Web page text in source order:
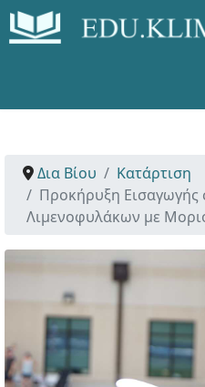
Δια Βίου
Κατάρτιση
Προκήρυξη Εισαγωγής
Λιμενοφυλάκων με